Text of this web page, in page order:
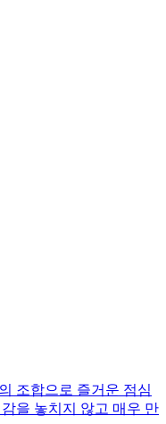
조합으로 즐거운 점심
을 놓치지 않고 매우 만